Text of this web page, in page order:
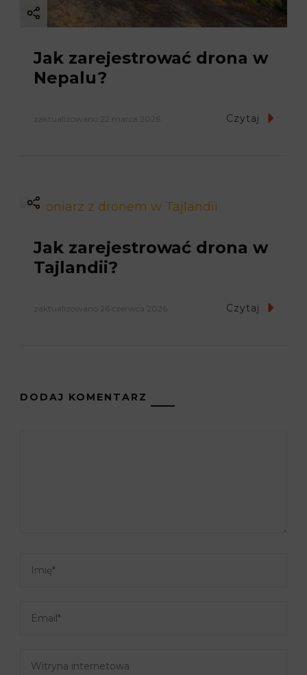
Jak zarejestrować drona w
Nepalu?
zaktualizowano 22 marca 2026 Czytaj
Jak zarejestrować drona w
Tajlandii?
zaktualizowano 26 czerwca 2026 Czytaj
DODAJ KOMENTARZ